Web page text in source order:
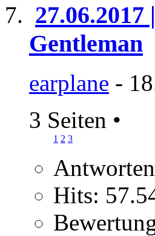
Gentleman
earplane -
3 Seiten •
1 2 3
Hits: